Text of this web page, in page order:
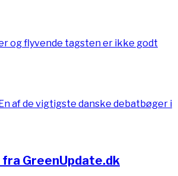
og flyvende tagsten er ikke godt
af de vigtigste danske debatbøger i
GreenUpdate.dk